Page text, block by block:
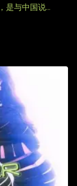
是与中国说...